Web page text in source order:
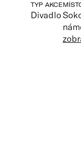
TYP AKCE
Divadlo